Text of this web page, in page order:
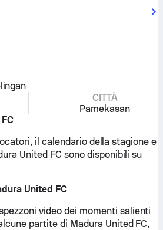
CITTÀ
Pamekasan
il calendario della stagione e
United FC sono disponibili su
United FC
video dei momenti salienti
partite di Madura United FC,